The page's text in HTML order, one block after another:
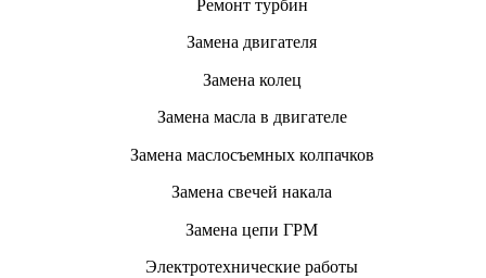
Ремонт турбин
Замена двигателя
Замена колец
Замена масла в двигателе
Замена маслосъемных колпачков
Замена свечей накала
Замена цепи ГРМ
Электротехнические работы